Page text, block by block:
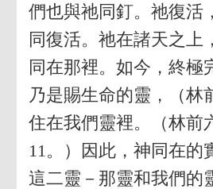
們也與祂同釘。祂復活
同復活。祂在諸天之上
同在那裡。如今，終極
乃是賜生命的靈，（林
住在我們靈裡。（林前
11。）因此，神同在的
這二靈－那靈和我們的